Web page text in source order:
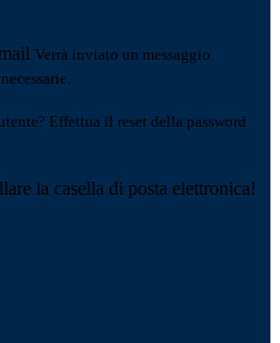
Verrà inviato un messaggio
Effettua il reset della password
la casella di posta elettronica!